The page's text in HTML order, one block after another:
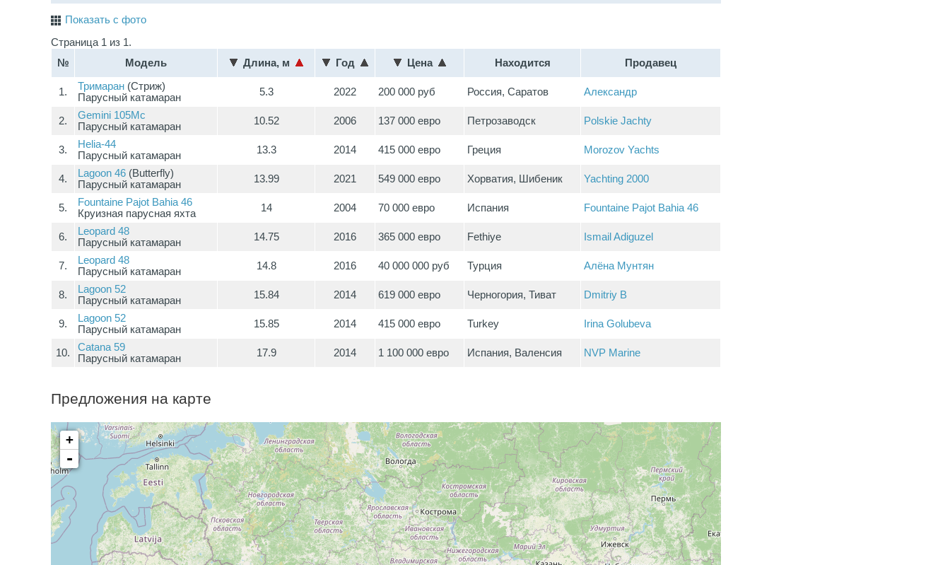
Показать с фото
Страница 1 из 1.
№
Модель Длина, м Год Цена Находится Продавец
1. Тримаран (Стриж)
Парусный катамаран
5.3 2022 200 000 руб Россия, Саратов Александр
2.
Gemini 105Mc
Парусный катамаран
10.52 2006 137 000 евро Петрозаводск Polskie Jachty
3.
Helia-44
Парусный катамаран
13.3 2014 415 000 евро Греция Morozov Yachts
4. Lagoon 46 (Butterfly)
Парусный катамаран
13.99 2021 549 000 евро Хорватия, Шибеник Yachting 2000
5.
Fountaine Pajot Bahia 46
Круизная парусная яхта
14 2004 70 000 евро Испания Fountaine Pajot Bahia 46
6.
Leopard 48
Парусный катамаран
14.75 2016 365 000 евро Fethiye Ismail Adiguzel
7.
Leopard 48
Парусный катамаран
14.8 2016 40 000 000 руб Турция Алёна Мунтян
8.
Lagoon 52
Парусный катамаран
15.84 2014 619 000 евро Черногория, Тиват Dmitriy B
9.
Lagoon 52
Парусный катамаран
15.85 2014 415 000 евро Turkey Irina Golubeva
10.
Сatana 59
Парусный катамаран
17.9 2014 1 100 000 евро Испания, Валенсия NVP Marine
Предложения на карте
+
-